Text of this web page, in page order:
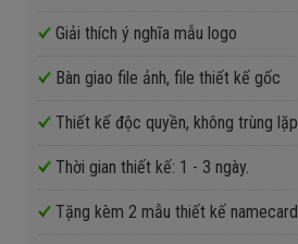
Giải thích ý nghĩa mẫu logo
Bàn giao file ảnh, file thiết kế gốc
Thiết kế độc quyền, không trùng lặp
Thời gian thiết kế: 1 - 3 ngày.
Tặng kèm 2 mẫu thiết kế namecard